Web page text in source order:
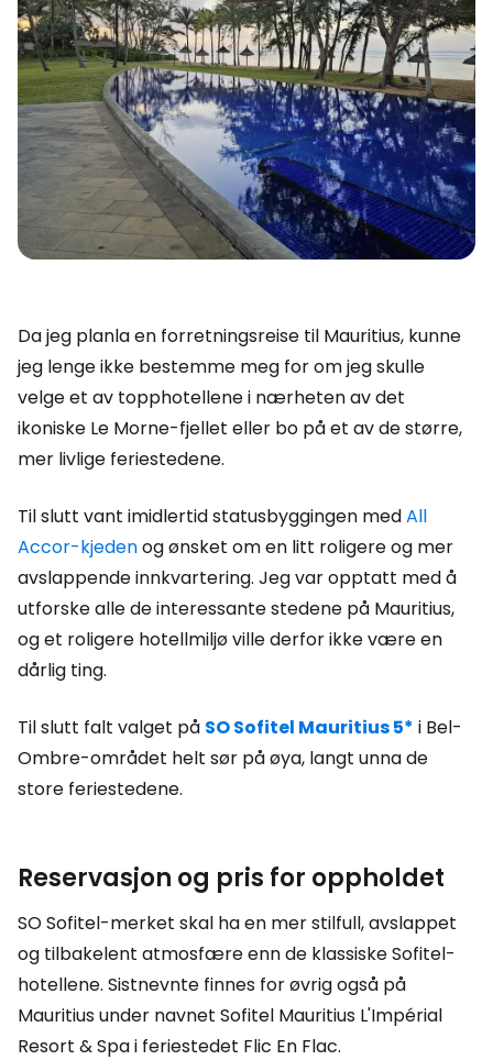
Da jeg planla en forretningsreise til Mauritius, kunne
jeg lenge ikke bestemme meg for om jeg skulle
velge et av topphotellene i nærheten av det
ikoniske Le Morne-fjellet eller bo på et av de større,
mer livlige feriestedene.
Til slutt vant imidlertid statusbyggingen medAll
Accor-kjedenog ønsket om en litt roligere og mer
avslappende innkvartering. Jeg var opptatt med å
utforske alle de interessante stedene på Mauritius,
og et roligere hotellmiljø ville derfor ikke være en
dårlig ting.
Til slutt falt valget på SO Sofitel Mauritius 5* i Bel-
Ombre-området helt sør på øya, langt unna de
store feriestedene.
Reservasjon og pris for oppholdet
SO Sofitel-merket skal ha en mer stilfull, avslappet
og tilbakelent atmosfære enn de klassiske Sofitel-
hotellene. Sistnevnte finnes for øvrig også på
Mauritius under navnet Sofitel Mauritius L'Impérial
Resort & Spa i feriestedet Flic En Flac.